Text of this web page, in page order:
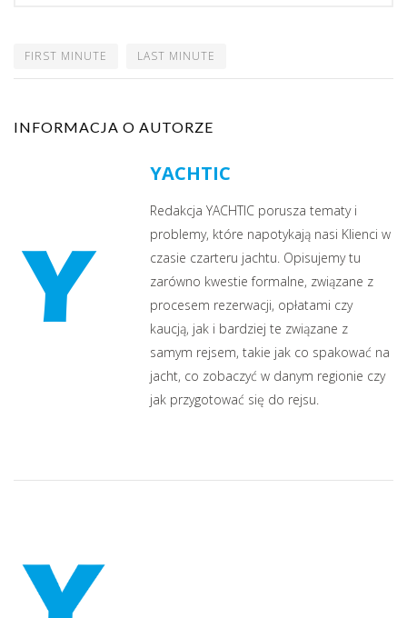
FIRST MINUTE LAST MINUTE
INFORMACJA O AUTORZE
YACHTIC
Redakcja YACHTIC porusza tematy i
problemy, które napotykają nasi Klienci w
czasie czarteru jachtu. Opisujemy tu
zarówno kwestie formalne, związane z
procesem rezerwacji, opłatami czy
kaucją, jak i bardziej te związane z
samym rejsem, takie jak co spakować na
jacht, co zobaczyć w danym regionie czy
jak przygotować się do rejsu.